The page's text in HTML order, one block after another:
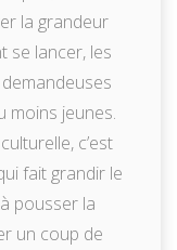
la grandeur
se lancer, les
moins jeunes.
c’est
fait grandir le
pousser la
un coup de